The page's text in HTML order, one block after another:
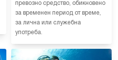
превозно средство, обикновено
за временен период от време,
за лична или служебна
употреба.